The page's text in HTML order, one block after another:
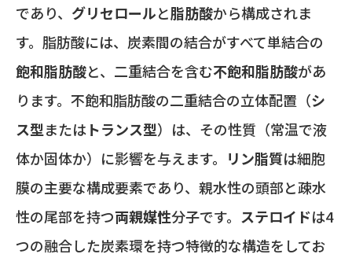
であり、 グリセロールと脂肪酸から構成されま
す。脂肪酸には、炭素間の結合がすべて単結合の
飽和脂肪酸と、二重結合を含む不飽和脂肪酸があ
ります。不飽和脂肪酸の二重結合の立体配置（シ
ス型またはトランス型）は、その性質（常温で液
体か固体か）に影響を与えます。 リン脂質は細胞
膜の主要な構成要素であり、親水性の頭部と疎水
性の尾部を持つ両親媒性分子です。 ステロイドは4
つの融合した炭素環を持つ特徴的な構造をしてお